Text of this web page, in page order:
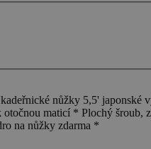
nůžky 5,5' japonské
maticí * Plochý
na nůžky zdarma *